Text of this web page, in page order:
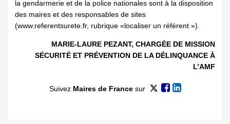
la gendarmerie et de la police nationales sont à la disposition
des maires et des responsables de sites
(www.referentsurete.fr, rubrique «localiser un référent »).
MARIE-LAURE PEZANT, CHARGÉE DE MISSION
SÉCURITÉ ET PRÉVENTION DE LA DÉLINQUANCE À
L’AMF
Suivez Maires de Francesur